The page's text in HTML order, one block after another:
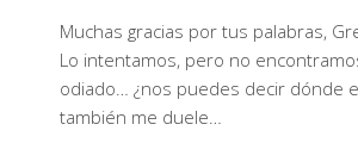
Muchas gracias por tus palabras,
Lo intentamos, pero no
odiado… ¿nos puedes decir dónde
también me duele…